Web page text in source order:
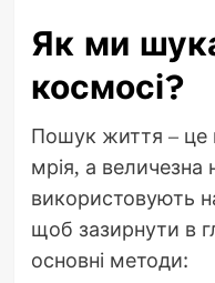
Як ми
космосі?
Пошук життя – це
мрія, а величезна
використовують
щоб зазирнути в
основні методи: